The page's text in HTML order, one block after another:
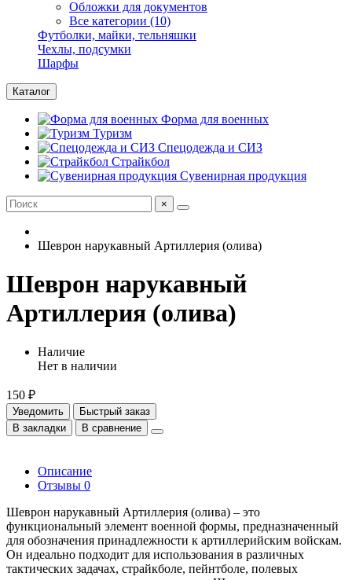
Обложки для документов
Все категории (10)
Футболки, майки, тельняшки
Чехлы, подсумки
Шарфы
Каталог
Форма для военных
Туризм
Спецодежда и СИЗ
Страйкбол
Сувенирная продукция
×
Шеврон нарукавный Артиллерия (олива)
Шеврон нарукавный
Артиллерия (олива)
Наличие
Нет в наличии
150 ₽
Уведомить
Быстрый заказ
В закладки
В сравнение
Описание
Отзывы 0
Шеврон нарукавный Артиллерия (олива) – это
функциональный элемент военной формы, предназначенный
для обозначения принадлежности к артиллерийским войскам.
Он идеально подходит для использования в различных
тактических задачах, страйкболе, пейнтболе, полевых